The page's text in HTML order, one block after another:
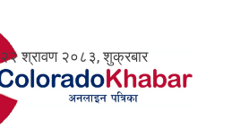
२२ श्रावण २०८३, शुक्रबार